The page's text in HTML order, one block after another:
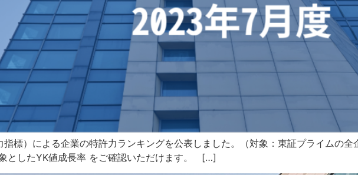
標）による企業の特許力ランキングを公表しました。（対象：東証プライムの
としたYK値成長率 をご確認いただけます。 […]